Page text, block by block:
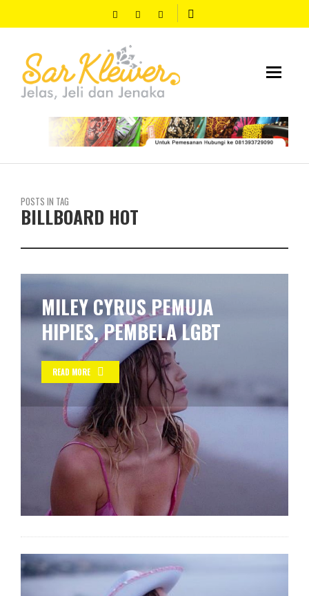
POSTS IN TAG
BILLBOARD HOT
MILEY CYRUS PEMUJA
HIPIES, PEMBELA LGBT
READ MORE